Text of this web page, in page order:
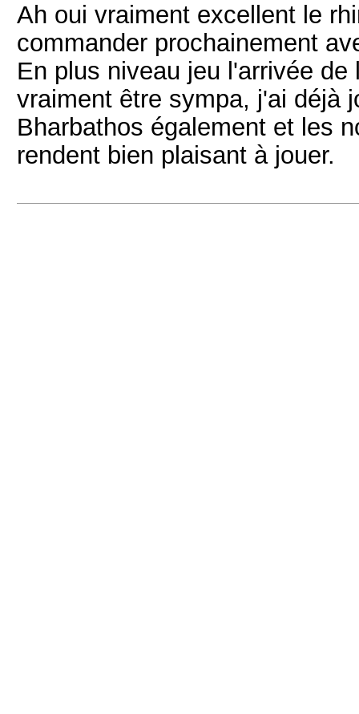
Ah oui vraiment excellent le
commander prochainement
En plus niveau jeu l'arrivée
vraiment être sympa, j'ai déjà
Bharbathos également et les
rendent bien plaisant à jouer.